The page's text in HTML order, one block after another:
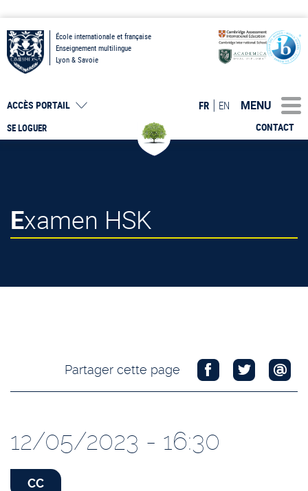
École internationale et française
Enseignement multilingue
Lyon & Savoie
SE LOGUER
ACCÈS PORTAIL
CONTACT
FR EN MENU
Examen HSK
Partager cette page
12/05/2023 - 16:30
CC